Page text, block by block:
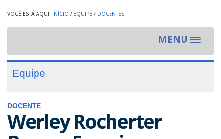
INÍCIO / EQUIPE / DOCENTES
MENU
Toggle
Equipe
DOCENTE
Werley Rocherter